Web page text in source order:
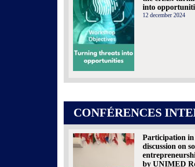
into
12 december 2024
CONFÉRENCES
Participation in
discussion on
by UNIMED